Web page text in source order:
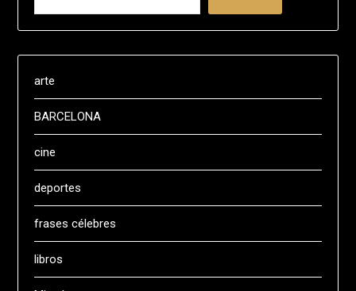
arte
BARCELONA
cine
deportes
frases célebres
libros